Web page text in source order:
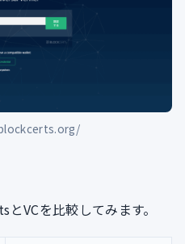
VCを比較してみます。